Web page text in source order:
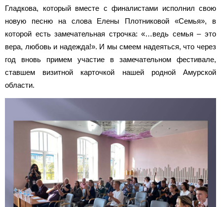
Гладкова, который вместе с финалистами исполнил свою
новую песню на слова Елены Плотниковой «Семья», в
которой есть замечательная строчка: «…ведь семья – это
вера, любовь и надежда!». И мы смеем надеяться, что через
год вновь примем участие в замечательном фестивале,
ставшем визитной карточкой нашей родной Амурской
области.